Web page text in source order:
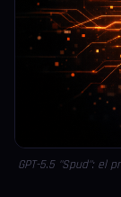
GPT-5.5 "Spud": el